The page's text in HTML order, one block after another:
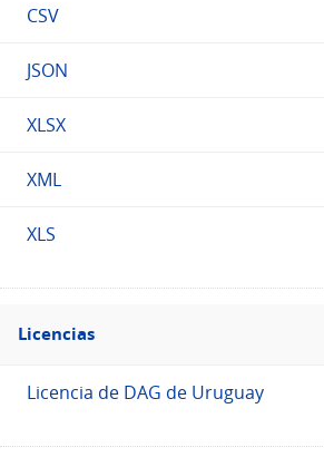
CSV
JSON
XLSX
XML
XLS
Filtro
Licencias
Licencias
Licencia de DAG de Uruguay